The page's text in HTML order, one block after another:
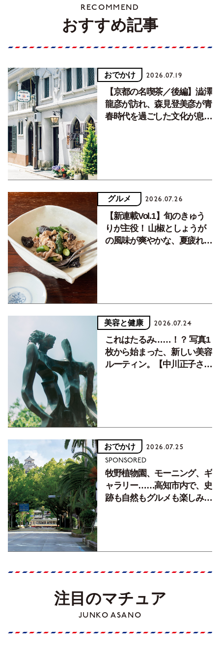
RECOMMEND
おすすめ記事
おでかけ 2026.07.19
【京都の名喫茶／後編】澁澤
龍彦が訪れ、森見登美彦が青
春時代を過ごした文化が息づ
グルメ 2026.07.26
【新連載Vol.1】旬のきゅう
りが主役！ 山椒としょうが
の風味が爽やかな、夏疲れを
美容と健康 2026.07.24
これはたるみ……！？ 写真1
枚から始まった、新しい美容
ルーティン。【中川正子さん
おでかけ 2026.07.25
SPONSORED
牧野植物園、モーニング、ギ
ャラリー……高知市内で、史
跡も自然もグルメも楽しみ尽
注目のマチュア
JUNKO ASANO